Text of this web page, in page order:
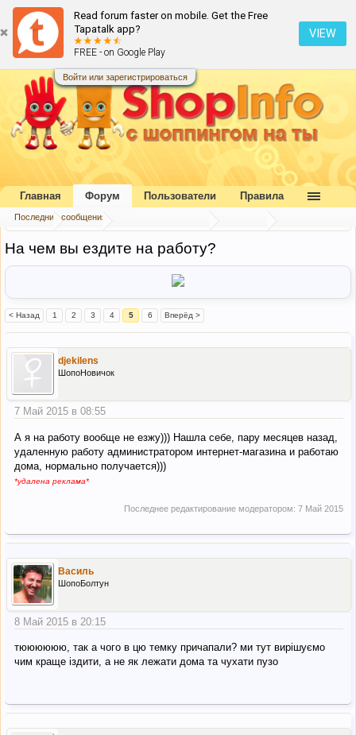
Read forum faster on mobile. Get the Free
Tapatalk app?
FREE - on Google Play
VIEW
Войти или зарегистрироваться
Главная Форум
На чем вы ездите на работу?
< Назад 1 2 3 4 5 6 Вперёд >
djekilens
ШопоНовичок
7 Май 2015 в 08:55
А я на работу вообще не езжу))) Нашла себе, пару месяцев назад,
удаленную работу администратором интернет-магазина и работаю
дома, нормально получается)))
*удалена реклама*
Последнее редактирование модератором: 7 Май 2015
Василь
ШопоБолтун
8 Май 2015 в 20:15
тюююююю, так а чого в цю темку причапали? ми тут вирішуємо
чим краще іздити, а не як лежати дома та чухати пузо
Главная Форум
Последние сообщения
Пользователи Правила